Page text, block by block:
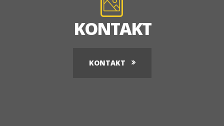
KONTAKT
KONTAKT